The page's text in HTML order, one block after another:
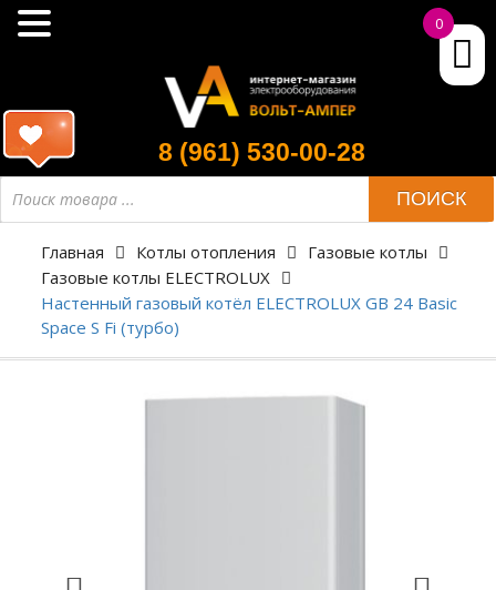
8 (961) 530-00-28
ПОИСК
Главная Котлы отопления
Газовые котлы
Газовые котлы ELECTROLUX
Настенный газовый котёл ELECTROLUX GB 24 Basic
Space S Fi (турбо)
0